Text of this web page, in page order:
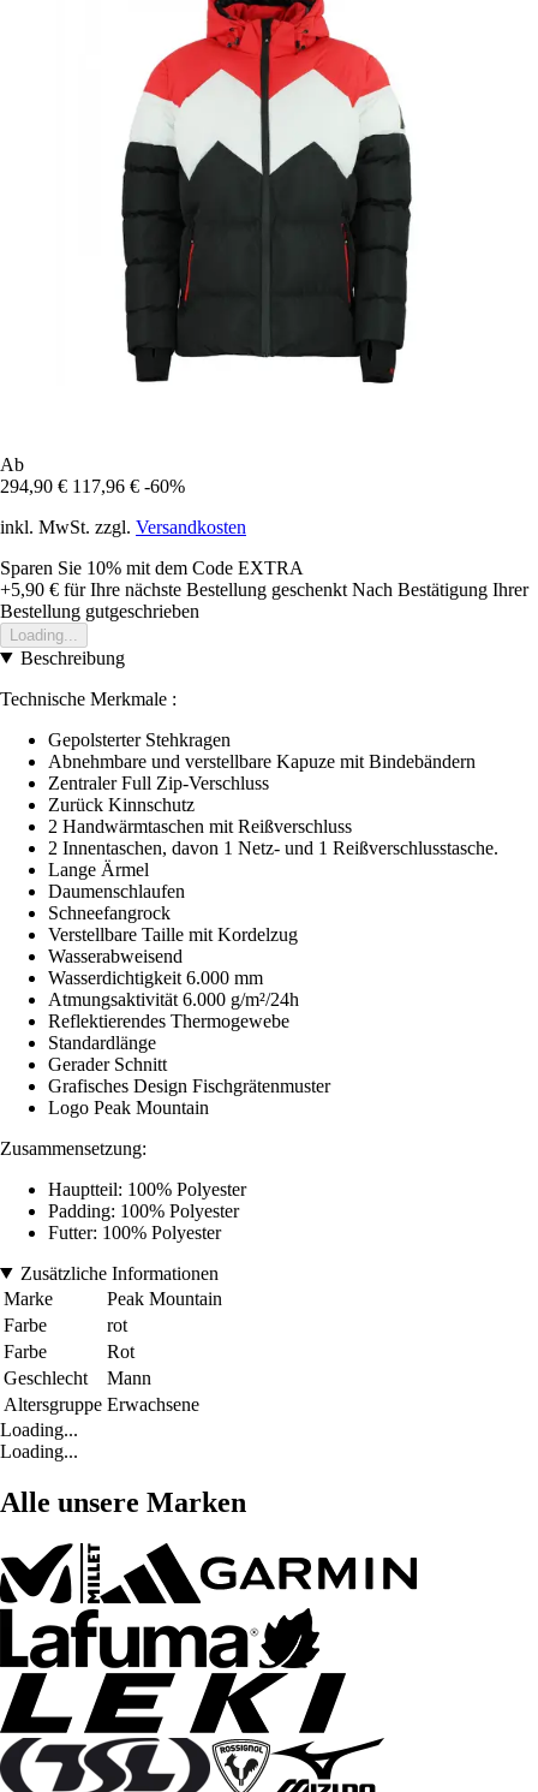
Ab
294,90 € 117,96 € -60%
inkl. MwSt. zzgl. Versandkosten
Sparen Sie 10% mit dem Code EXTRA
+5,90 € für Ihre nächste Bestellung geschenkt Nach Bestätigung Ihrer
Bestellung gutgeschrieben
Loading...
Beschreibung
Technische Merkmale :
Gepolsterter Stehkragen
Abnehmbare und verstellbare Kapuze mit Bindebändern
Zentraler Full Zip-Verschluss
Zurück Kinnschutz
2 Handwärmtaschen mit Reißverschluss
2 Innentaschen, davon 1 Netz- und 1 Reißverschlusstasche.
Lange Ärmel
Daumenschlaufen
Schneefangrock
Verstellbare Taille mit Kordelzug
Wasserabweisend
Wasserdichtigkeit 6.000 mm
Atmungsaktivität 6.000 g/m²/24h
Reflektierendes Thermogewebe
Standardlänge
Gerader Schnitt
Grafisches Design Fischgrätenmuster
Logo Peak Mountain
Zusammensetzung:
Hauptteil: 100% Polyester
Padding: 100% Polyester
Futter: 100% Polyester
Zusätzliche Informationen
Marke
Peak Mountain
Farbe
rot
Farbe
Rot
Geschlecht
Mann
Altersgruppe Erwachsene
Loading...
Loading...
Alle unsere Marken